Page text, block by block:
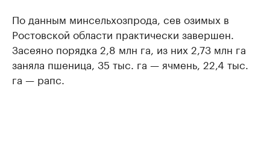
По данным минсельхозпрода, сев озимых в
Ростовской области практически завершен.
Засеяно порядка 2,8 млн га, из них 2,73 млн га
заняла пшеница, 35 тыс. га — ячмень, 22,4 тыс.
га — рапс.